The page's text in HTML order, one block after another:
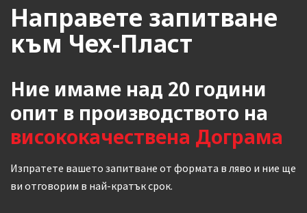
Направете запитване
към Чех-Пласт
Ние имаме над 20 години
опит в производството на
висококачествена Дограма
Изпратете вашето запитване от формата в ляво и ние ще
ви отговорим в най-кратък срок.